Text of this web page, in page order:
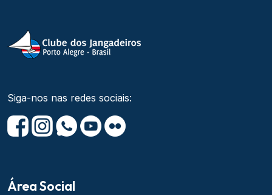
Siga-nos nas redes sociais:
Área Social